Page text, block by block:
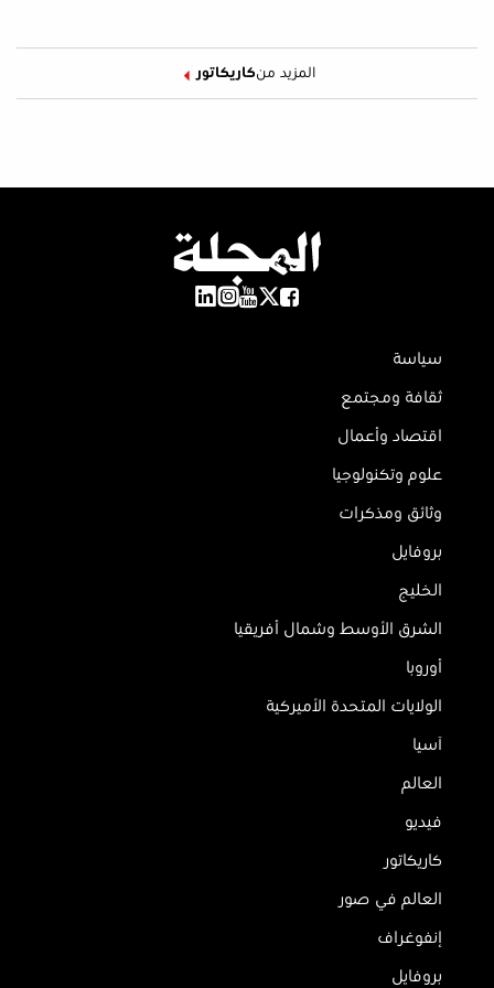
المزيد منكاريكاتور
سياسة
ثقافة ومجتمع
اقتصاد وأعمال
علوم وتكنولوجيا
وثائق ومذكرات
بروفايل
الخليج
الشرق الأوسط وشمال أفريقيا
أوروبا
الولايات المتحدة الأميركية
آسيا
العالم
فيديو
كاريكاتور
العالم في صور
إنفوغراف
بروفايل